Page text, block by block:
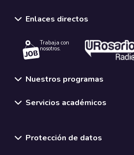
Enlaces directos
Trabaja con
nosotros.
Nuestros programas
Servicios académicos
Protección de datos